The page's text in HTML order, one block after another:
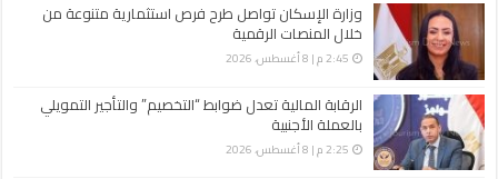
وزارة الإسكان تواصل طرح فرص استثمارية متنوعة من
خلال المنصات الرقمية
2:45 م | 8 أغسطس، 2026
الرقابة المالية تعدل ضوابط “التخصيم” والتأجير التمويلي
بالعملة الأجنبية
2:25 م | 8 أغسطس، 2026